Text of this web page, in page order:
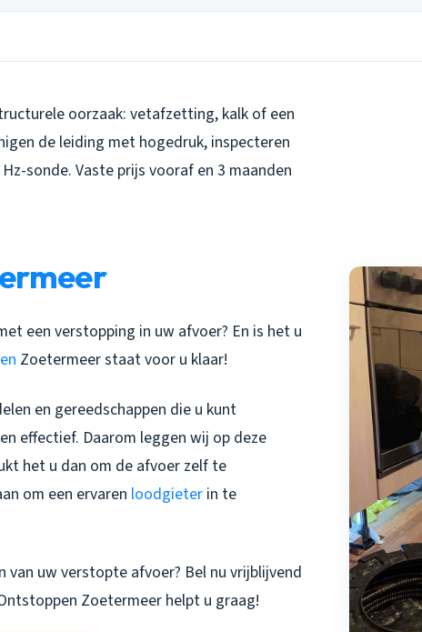
oorzaak: vetafzetting, kalk of een
de leiding met hogedruk, inspecteren
sonde. Vaste prijs vooraf en 3 maanden
een verstopping in uw afvoer? En is het u
Zoetermeer staat voor u klaar!
en gereedschappen die u kunt
effectief. Daarom leggen wij op deze
het u dan om de afvoer zelf te
om een ervaren loodgieter in te
uw verstopte afvoer? Bel nu vrijblijvend
Zoetermeerhelpt u graag!